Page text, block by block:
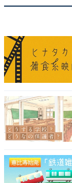
次ページ